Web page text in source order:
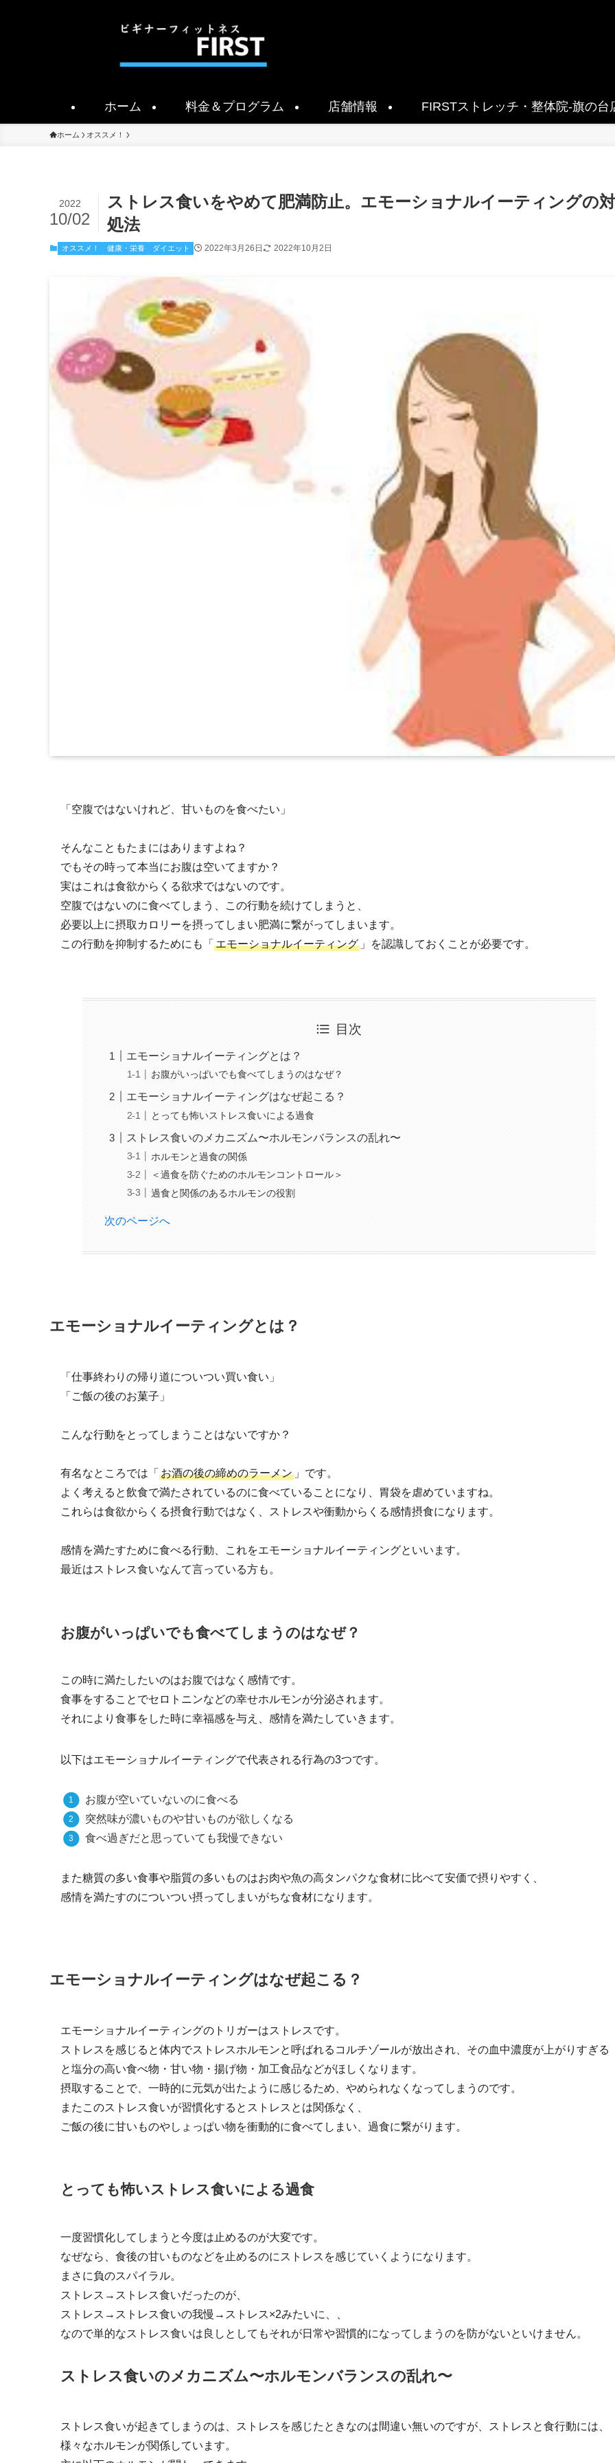
ホーム 料金＆プログラム 店舗情報 FIRSTストレッチ・整体院-旗の台
ホーム オススメ！
ストレス食いをやめて肥満防止。エモーショナルイーティングの対
処法
2022
10/02
オススメ！ 健康・栄養 ダイエット 2022年3月26日 2022年10月2日
「空腹ではないけれど、甘いものを食べたい」
そんなこともたまにはありますよね？
でもその時って本当にお腹は空いてますか？
実はこれは食欲からくる欲求ではないのです。
空腹ではないのに食べてしまう、この行動を続けてしまうと、
必要以上に摂取カロリーを摂ってしまい肥満に繋がってしまいます。
この行動を抑制するためにも「 エモーショナルイーティング 」を認識しておくことが必要です。
目次
エモーショナルイーティングとは？
お腹がいっぱいでも食べてしまうのはなぜ？
エモーショナルイーティングはなぜ起こる？
とっても怖いストレス食いによる過食
ストレス食いのメカニズム〜ホルモンバランスの乱れ〜
ホルモンと過食の関係
＜過食を防ぐためのホルモンコントロール＞
過食と関係のあるホルモンの役割
次のページへ
エモーショナルイーティングとは？
「仕事終わりの帰り道についつい買い食い」
「ご飯の後のお菓子」
こんな行動をとってしまうことはないですか？
有名なところでは「 お酒の後の締めのラーメン 」です。
よく考えると飲食で満たされているのに食べていることになり、胃袋を虐めていますね。
これらは食欲からくる摂食行動ではなく、ストレスや衝動からくる感情摂食になります。
感情を満たすために食べる行動、これをエモーショナルイーティングといいます。
最近はストレス食いなんて言っている方も。
お腹がいっぱいでも食べてしまうのはなぜ？
この時に満たしたいのはお腹ではなく感情です。
食事をすることでセロトニンなどの幸せホルモンが分泌されます。
それにより食事をした時に幸福感を与え、感情を満たしていきます。
以下はエモーショナルイーティングで代表される行為の3つです。
お腹が空いていないのに食べる
突然味が濃いものや甘いものが欲しくなる
食べ過ぎだと思っていても我慢できない
また糖質の多い食事や脂質の多いものはお肉や魚の高タンパクな食材に比べて安価で摂りやすく、
感情を満たすのについつい摂ってしまいがちな食材になります。
エモーショナルイーティングはなぜ起こる？
エモーショナルイーティングのトリガーはストレスです。
ストレスを感じると体内でストレスホルモンと呼ばれるコルチゾールが放出され、その血中濃度が上がりすぎる
と塩分の高い食べ物・甘い物・揚げ物・加工食品などがほしくなります。
摂取することで、一時的に元気が出たように感じるため、やめられなくなってしまうのです。
またこのストレス食いが習慣化するとストレスとは関係なく、
ご飯の後に甘いものやしょっぱい物を衝動的に食べてしまい、過食に繋がります。
とっても怖いストレス食いによる過食
一度習慣化してしまうと今度は止めるのが大変です。
なぜなら、食後の甘いものなどを止めるのにストレスを感じていくようになります。
まさに負のスパイラル。
ストレス→ストレス食いだったのが、
ストレス→ストレス食いの我慢→ストレス×2みたいに、、
なので単的なストレス食いは良しとしてもそれが日常や習慣的になってしまうのを防がないといけません。
ストレス食いのメカニズム〜ホルモンバランスの乱れ〜
ストレス食いが起きてしまうのは、ストレスを感じたときなのは間違い無いのですが、ストレスと食行動には、
様々なホルモンが関係しています。